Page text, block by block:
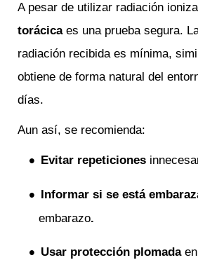
A pesar de utilizar radiación
torácicaes una prueba segura.
radiación recibida es mínima,
obtiene de forma natural del
días.
Aun así, se recomienda:
Evitar repeticiones
Informar si se está
embarazo.
Usar protección plomada